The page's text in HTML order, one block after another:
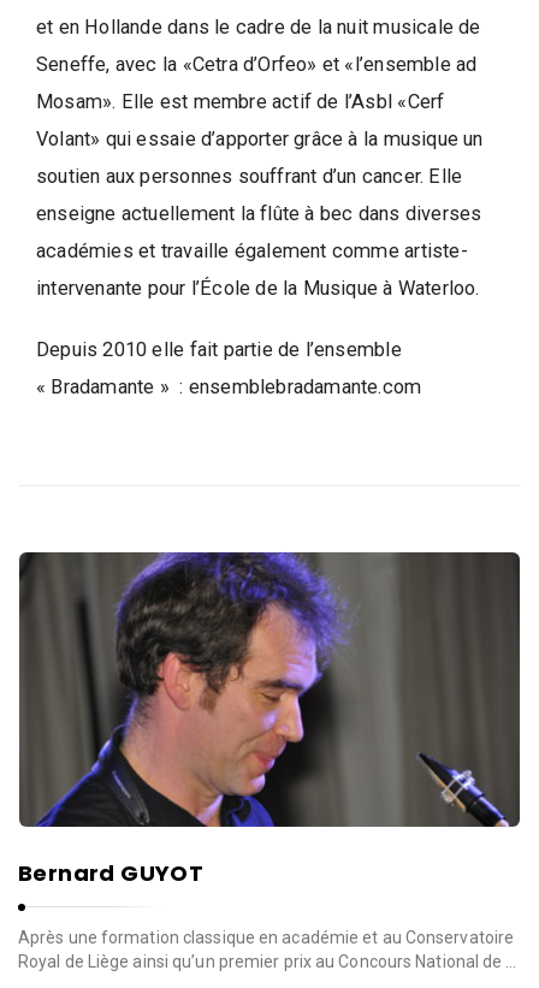
et en Hollande dans le cadre de la nuit musicale de
Seneffe, avec la «Cetra d’Orfeo» et «l’ensemble ad
Mosam». Elle est membre actif de l’Asbl «Cerf
Volant» qui essaie d’apporter grâce à la musique un
soutien aux personnes souffrant d’un cancer. Elle
enseigne actuellement la flûte à bec dans diverses
académies et travaille également comme artiste-
intervenante pour l’École de la Musique à Waterloo.
Depuis 2010 elle fait partie de l’ensemble
« Bradamante » : ensemblebradamante.com
Bernard GUYOT
Après une formation classique en académie et au Conservatoire
Royal de Liège ainsi qu’un premier prix au Concours National de …